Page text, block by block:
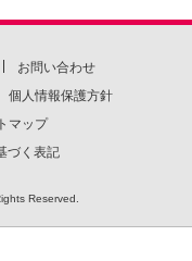
お問い合わせ
個人情報保護方針
マップ
づく表記
Reserved.